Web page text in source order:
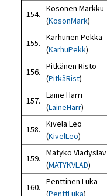
154.
Kosonen Markku
(KosonMark)
155.
Karhunen Pekka
(KarhuPekk)
156.
Pitkänen Risto
(PitkäRist)
157.
Laine Harri
(LaineHarr)
158.
Kivelä Leo
(KivelLeo)
159.
Matyko Vladyslav
(MATYKVLAD)
160.
Penttinen Luka
(PenttLuka)